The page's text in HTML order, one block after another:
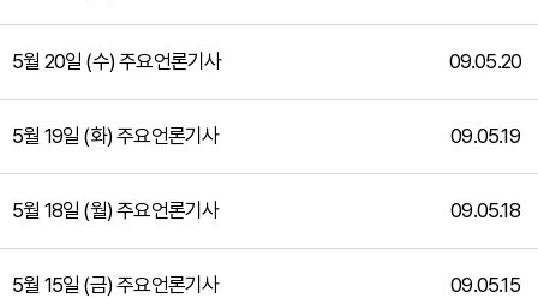
5월 20일 (수) 주요언론기사 09.05.20
5월 19일 (화) 주요언론기사 09.05.19
5월 18일 (월) 주요언론기사 09.05.18
5월 15일 (금) 주요언론기사 09.05.15